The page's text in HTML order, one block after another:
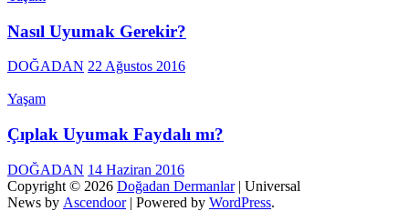
Nasıl Uyumak Gerekir?
DOĞADAN 22 Ağustos 2016
Yaşam
Çıplak Uyumak Faydalı mı?
DOĞADAN 14 Haziran 2016
Copyright © 2026 Doğadan Dermanlar| Universal
News by Ascendoor| Powered by WordPress.